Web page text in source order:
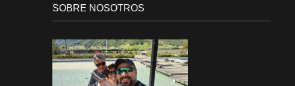
SOBRE NOSOTROS